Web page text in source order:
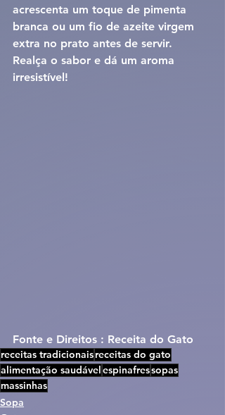
acrescenta um toque de pimenta
branca ou um fio de azeite virgem
extra no prato antes de servir.
Realça o sabor e dá um aroma
irresistível!
Fonte e Direitos : Receita do Gato
receitas tradicionaisreceitas do gato
alimentação saudávelespinafressopas
massinhas
Sopa